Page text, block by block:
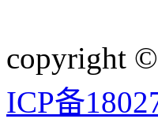
copyright
ICP备